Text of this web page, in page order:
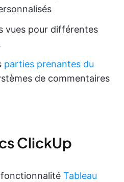
vues pour différentes
parties prenantes du
de commentaires
ClickUp
Tableau